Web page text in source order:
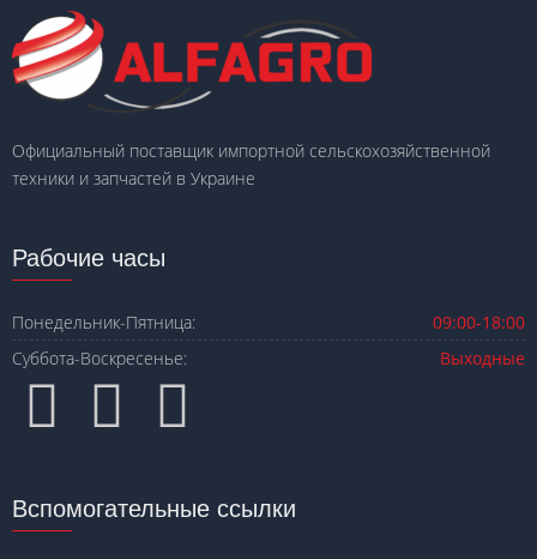
Официальный поставщик импортной сельскохозяйственной
техники и запчастей в Украине
Рабочие часы
Понедельник-Пятница:
09:00-18:00
Суббота-Воскресенье:
Выходные
Вспомогательные ссылки